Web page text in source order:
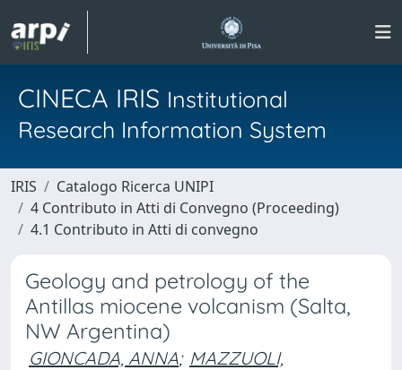
CINECA IRIS Institutional
Research Information System
IRIS
Catalogo Ricerca UNIPI
4 Contributo in Atti di Convegno (Proceeding)
4.1 Contributo in Atti di convegno
Geology and petrology of the
Antillas miocene volcanism (Salta,
NW Argentina)
GIONCADA, ANNA; MAZZUOLI,